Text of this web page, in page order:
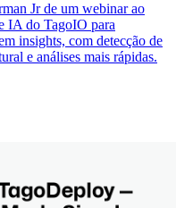
Jr de um webinar ao
IA do TagoIO para
insights, com detecção de
e análises mais rápidas.